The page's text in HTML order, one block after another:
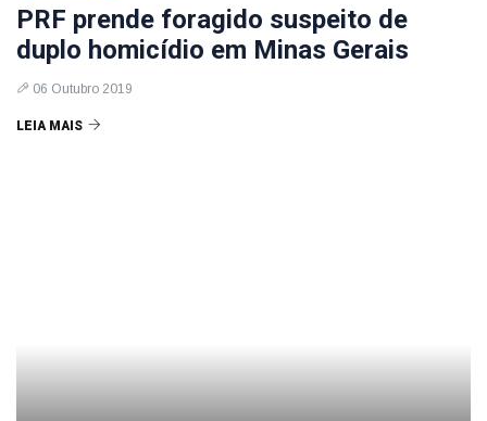
PRF prende foragido suspeito de
duplo homicídio em Minas Gerais
06 Outubro 2019
LEIA MAIS